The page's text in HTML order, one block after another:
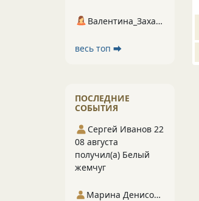
Валентина_Захарова
весь топ ⮕
ПОСЛЕДНИЕ
СОБЫТИЯ
Сергей Иванов 22
08 августа
получил(а) Белый
жемчуг
Марина Денисова 5